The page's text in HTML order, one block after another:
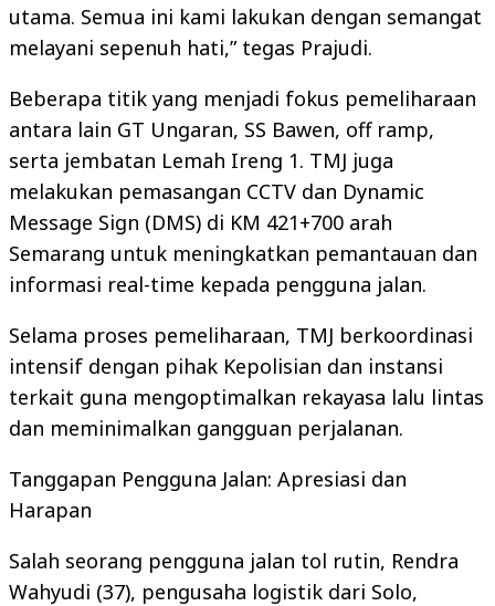
utama. Semua ini kami lakukan dengan semangat
melayani sepenuh hati,” tegas Prajudi.
Beberapa titik yang menjadi fokus pemeliharaan
antara lain GT Ungaran, SS Bawen, off ramp,
serta jembatan Lemah Ireng 1. TMJ juga
melakukan pemasangan CCTV dan Dynamic
Message Sign (DMS) di KM 421+700 arah
Semarang untuk meningkatkan pemantauan dan
informasi real-time kepada pengguna jalan.
Selama proses pemeliharaan, TMJ berkoordinasi
intensif dengan pihak Kepolisian dan instansi
terkait guna mengoptimalkan rekayasa lalu lintas
dan meminimalkan gangguan perjalanan.
Tanggapan Pengguna Jalan: Apresiasi dan
Harapan
Salah seorang pengguna jalan tol rutin, Rendra
Wahyudi (37), pengusaha logistik dari Solo,